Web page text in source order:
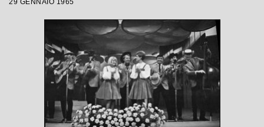
29 GENNAIO 1965